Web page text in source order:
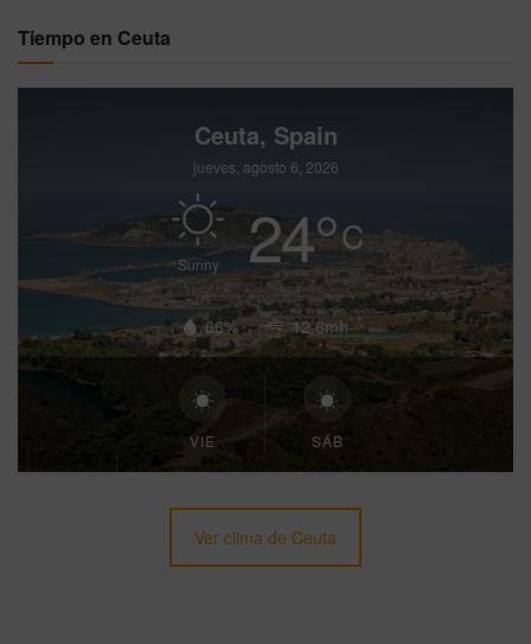
Tiempo en Ceuta
Ceuta, Spain
jueves, agosto 6, 2026
Sunny 24°C
66% 12.6mh
VIE SÁB
Ver clima de Ceuta